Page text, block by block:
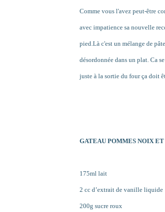
Comme vous l'avez peut-être
avec impatience sa nouvelle
pied.Là c'est un mélange de
désordonnée dans un plat. Ca
juste à la sortie du four ça doit
GATEAU POMMES NOIX
175ml lait
2 cc d’extrait de vanille liquide
200g sucre roux